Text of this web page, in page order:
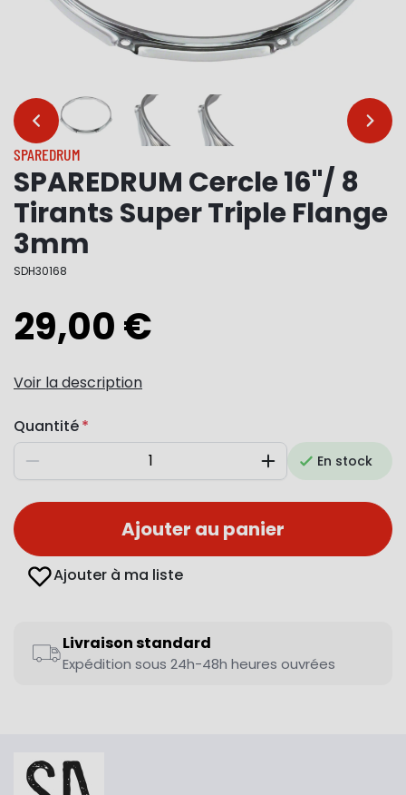
… …
SPAREDRUM
SPAREDRUM Cercle 16"/ 8
Tirants Super Triple Flange
3mm
SDH30168
29,00 €
Voir la description
Quantité
Diminuer AugmenterEn stock
Ajouter au panier
Ajouter à ma liste
Livraison standard
Expédition sous 24h-48h heures ouvrées